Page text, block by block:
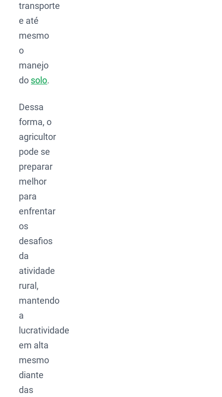
transporte
e até
mesmo
o
manejo
do solo.
Dessa
forma, o
agricultor
pode se
preparar
melhor
para
enfrentar
os
desafios
da
atividade
rural,
mantendo
a
lucratividade
em alta
mesmo
diante
das